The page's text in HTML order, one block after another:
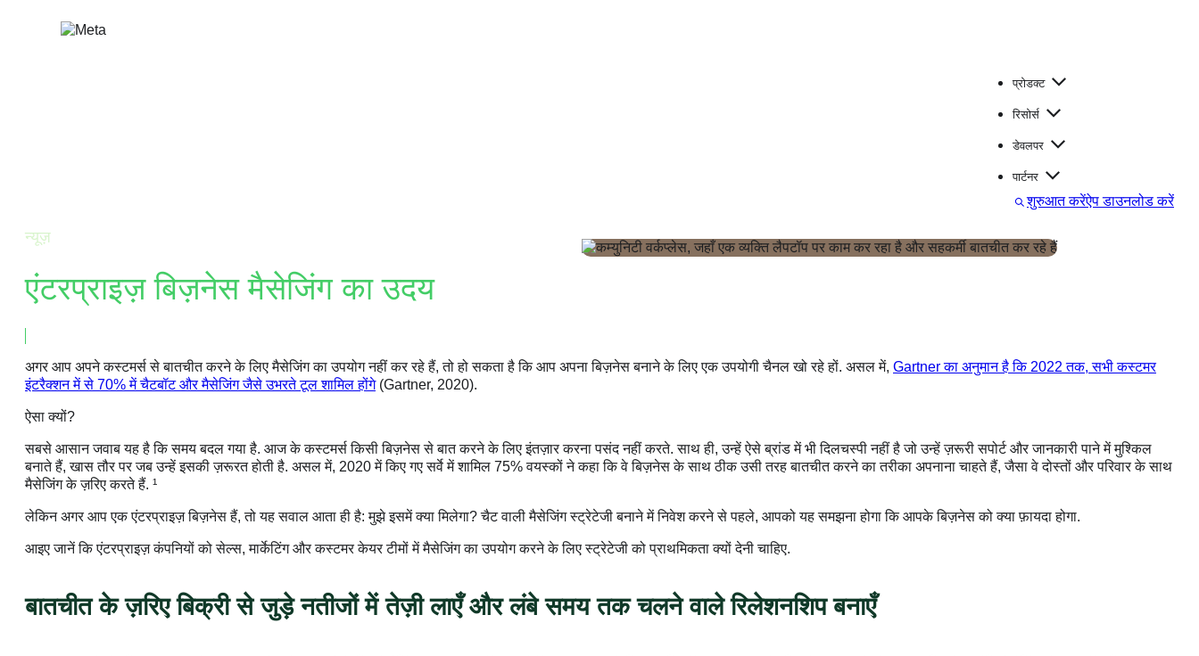
प्रोडक्ट
रिसोर्स
डेवलपर
पार्टनर
स
शुरुआत करेंऐप डाउनलोड करें
न्यूज़
एंटरप्राइज़ बिज़नेस मैसेजिंग का उदय
अगर आप अपने कस्टमर्स से बातचीत करने के लिए मैसेजिंग का उपयोग नहीं कर रहे हैं, तो हो सकता है कि आप अपना बिज़नेस बनाने के लिए एक उपयोगी चैनल खो रहे हों. असल में, Gartner का अनुमान है कि 2022 तक, सभी कस्टमर
इंटरैक्शन में से 70% में चैटबॉट और मैसेजिंग जैसे उभरते टूल शामिल होंगे(Gartner, 2020).
ऐसा क्यों?
सबसे आसान जवाब यह है कि समय बदल गया है. आज के कस्टमर्स किसी बिज़नेस से बात करने के लिए इंतज़ार करना पसंद नहीं करते. साथ ही, उन्हें ऐसे ब्रांड में भी दिलचस्पी नहीं है जो उन्हें ज़रूरी सपोर्ट और जानकारी पाने में मुश्किल
बनाते हैं, खास तौर पर जब उन्हें इसकी ज़रूरत होती है. असल में, 2020 में किए गए सर्वे में शामिल 75% वयस्कों ने कहा कि वे बिज़नेस के साथ ठीक उसी तरह बातचीत करने का तरीका अपनाना चाहते हैं, जैसा वे दोस्तों और परिवार के साथ
मैसेजिंग के ज़रिए करते हैं. ¹
लेकिन अगर आप एक एंटरप्राइज़ बिज़नेस हैं, तो यह सवाल आता ही है: मुझे इसमें क्या मिलेगा? चैट वाली मैसेजिंग स्ट्रेटेजी बनाने में निवेश करने से पहले, आपको यह समझना होगा कि आपके बिज़नेस को क्या फ़ायदा होगा.
आइए जानें कि एंटरप्राइज़ कंपनियों को सेल्स, मार्केटिंग और कस्टमर केयर टीमों में मैसेजिंग का उपयोग करने के लिए स्ट्रेटेजी को प्राथमिकता क्यों देनी चाहिए.
बातचीत के ज़रिए बिक्री से जुड़े नतीजों में तेज़ी लाएँ और लंबे समय तक चलने वाले रिलेशनशिप बनाएँ